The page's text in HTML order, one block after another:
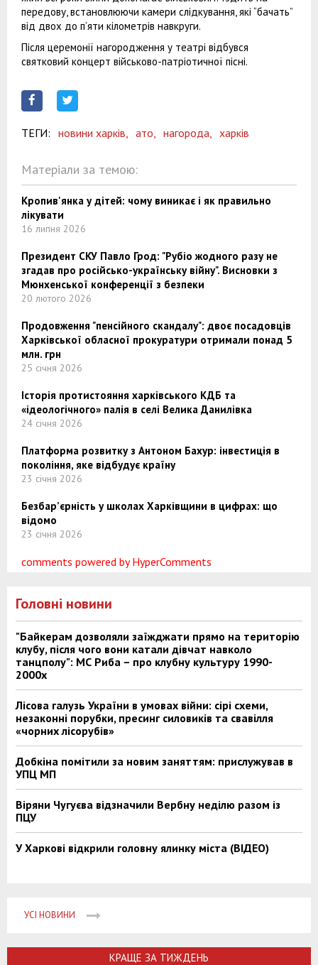
передову, встановлюючи камери слідкування, які “бачать”
від двох до п’яти кілометрів навкруги.
Після церемонії нагородження у театрі відбувся
святковий концерт військово-патріотичної пісні.
ТЕГИ: новини харків, ато, нагорода, харків
Матеріали за темою:
Кропив'янка у дітей: чому виникає і як правильно
лікувати
16 липня 2026
Президент СКУ Павло Грод: "Рубіо жодного разу не
згадав про російсько-українську війну". Висновки з
Мюнхенської конференції з безпеки
20 лютого 2026
Продовження "пенсійного скандалу": двоє посадовців
Харківської обласної прокуратури отримали понад 5
млн. грн
25 січня 2026
Історія протистояння харківського КДБ та
«ідеологічного» палія в селі Велика Данилівка
24 січня 2026
Платформа розвитку з Антоном Бахур: інвестиція в
покоління, яке відбудує країну
23 січня 2026
Безбар’єрність у школах Харківщини в цифрах: що
відомо
23 січня 2026
comments powered by HyperComments
Головні новини
"Байкерам дозволяли заїжджати прямо на територію
клубу, після чого вони катали дівчат навколо
танцполу": МС Риба – про клубну культуру 1990-
2000х
Лісова галузь України в умовах війни: сірі схеми,
незаконні порубки, пресинг силовиків та свавілля
«чорних лісорубів»
Добкіна помітили за новим заняттям: прислужував в
УПЦ МП
Віряни Чугуєва відзначили Вербну неділю разом із
ПЦУ
У Харкові відкрили головну ялинку міста (ВІДЕО)
УСІ НОВИНИ
КРАЩЕ ЗА ТИЖДЕНЬ